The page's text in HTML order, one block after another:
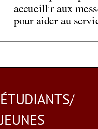
ÉTUDIANTS/
JEUNES